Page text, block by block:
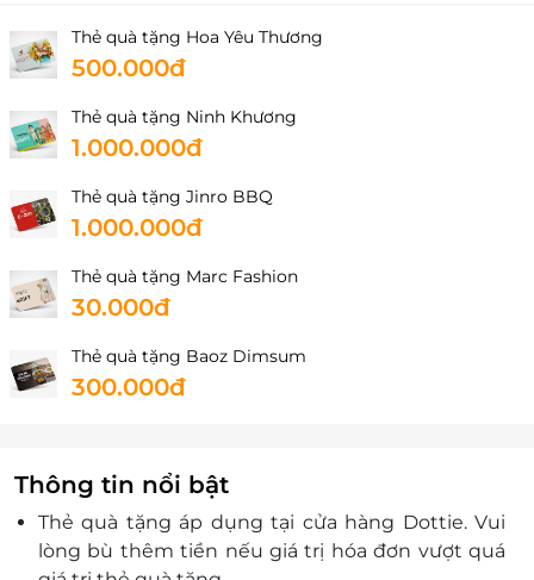
Thẻ quà tặng Hoa Yêu Thương
500.000đ
Thẻ quà tặng Ninh Khương
1.000.000đ
Thẻ quà tặng Jinro BBQ
1.000.000đ
Thẻ quà tặng Marc Fashion
30.000đ
Thẻ quà tặng Baoz Dimsum
300.000đ
Thông tin nổi bật
Thẻ quà tặng áp dụng tại cửa hàng Dottie. Vui
lòng bù thêm tiền nếu giá trị hóa đơn vượt quá